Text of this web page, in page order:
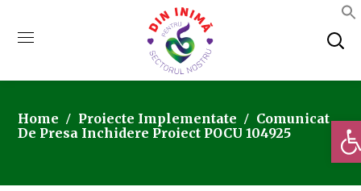
Home Proiecte Implementate
Comunicat
De Presa Inchidere Proiect POCU 104925